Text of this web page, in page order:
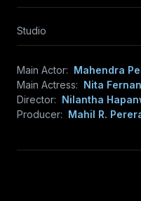
Studio
Main Actor: Mahendra
Main Actress: Nita
Director: Nilantha
Producer: Mahil R.